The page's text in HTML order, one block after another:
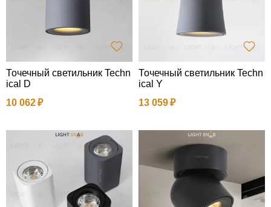
Точечный светильник Techn
ical D
10 062
Точечный светильник Techn
ical Y
13 059